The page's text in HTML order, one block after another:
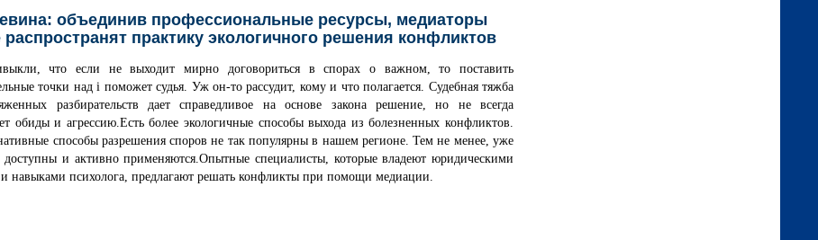
объединив профессиональные ресурсы, медиаторы
практику экологичного решения конфликтов
что если не выходит мирно договориться в спорах о важном, то поставить
точки над i поможет судья. Уж он-то рассудит, кому и что полагается. Судебная тяжба
разбирательств дает справедливое на основе закона решение, но не всегда
обиды и агрессию.Есть более экологичные способы выхода из болезненных конфликтов.
способы разрешения споров не так популярны в нашем регионе. Тем не менее, уже
доступны и активно применяются.Опытные специалисты, которые владеют юридическими
навыками психолога, предлагают решать конфликты при помощи медиации.